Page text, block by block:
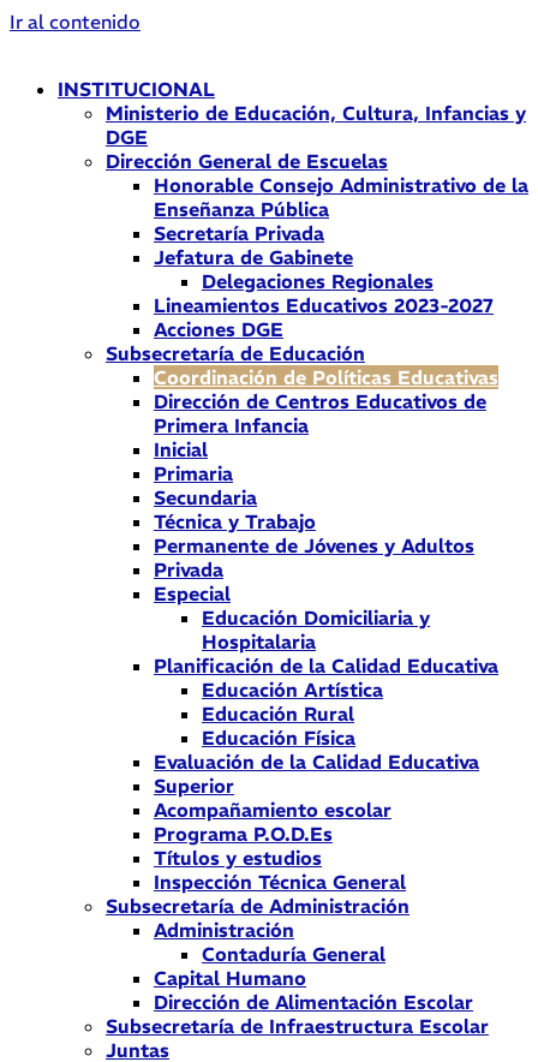
Ir al contenido
INSTITUCIONAL
Ministerio de Educación, Cultura, Infancias y
DGE
Dirección General de Escuelas
Honorable Consejo Administrativo de la
Enseñanza Pública
Secretaría Privada
Jefatura de Gabinete
Delegaciones Regionales
Lineamientos Educativos 2023-2027
Acciones DGE
Subsecretaría de Educación
Coordinación de Políticas Educativas
Dirección de Centros Educativos de
Primera Infancia
Inicial
Primaria
Secundaria
Técnica y Trabajo
Permanente de Jóvenes y Adultos
Privada
Especial
Educación Domiciliaria y
Hospitalaria
Planificación de la Calidad Educativa
Educación Artística
Educación Rural
Educación Física
Evaluación de la Calidad Educativa
Superior
Acompañamiento escolar
Programa P.O.D.Es
Títulos y estudios
Inspección Técnica General
Subsecretaría de Administración
Administración
Contaduría General
Capital Humano
Dirección de Alimentación Escolar
Subsecretaría de Infraestructura Escolar
Juntas